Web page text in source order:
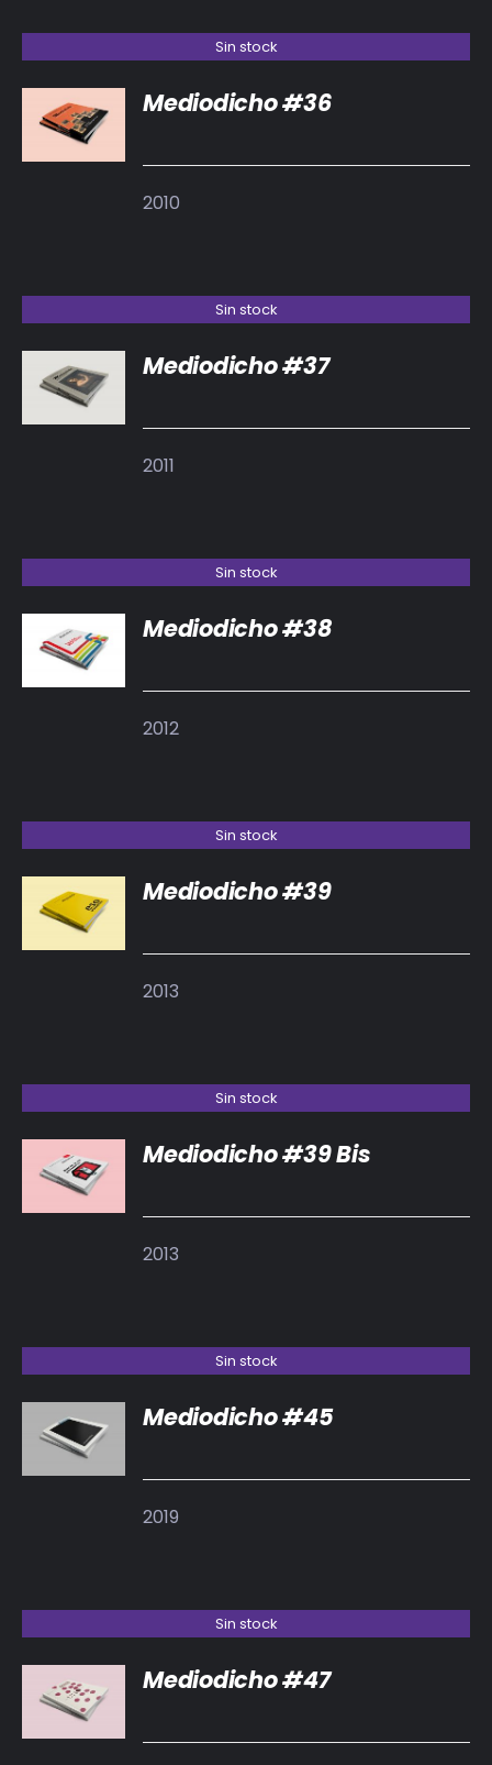
Sin stock
DETALLES
Mediodicho #36
2010
Sin stock
DETALLES
Mediodicho #37
2011
Sin stock
DETALLES
Mediodicho #38
2012
Sin stock
DETALLES
Mediodicho #39
2013
Sin stock
DETALLES
Mediodicho #39 Bis
2013
Sin stock
DETALLES
Mediodicho #45
2019
Sin stock
DETALLES
Mediodicho #47